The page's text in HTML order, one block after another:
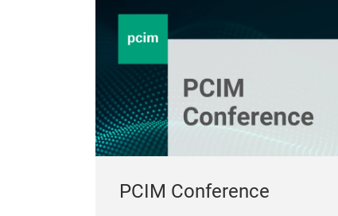
PCIM Conference